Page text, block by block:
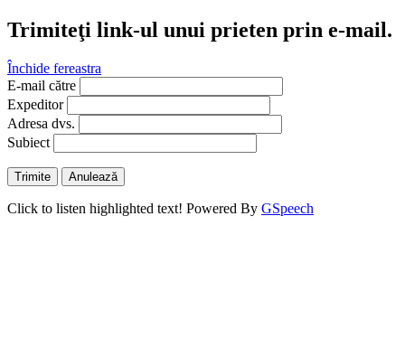
Trimiteţi link-ul unui prieten prin e-mail.
Închide fereastra
E-mail către
Expeditor
Adresa dvs.
Subiect
Trimite Anulează
Click to listen highlighted text! Powered By GSpeech